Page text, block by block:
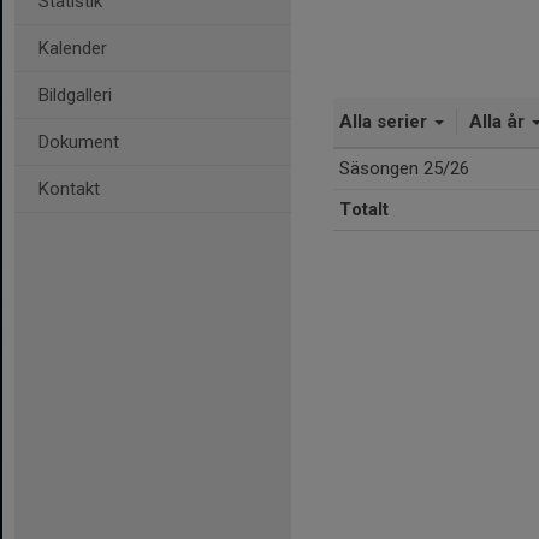
Kalender
Bildgalleri
Dokument
Kontakt
Alla serier Alla år
Säsongen 25/26
Totalt